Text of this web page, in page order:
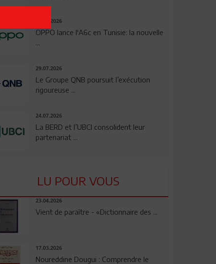
04.08.2026
OPPO lance l'A6c en Tunisie: la nouvelle
...
29.07.2026
Le Groupe QNB poursuit l’exécution
rigoureuse ...
24.07.2026
La BERD et l’UBCI consolident leur
partenariat ...
LU POUR VOUS
23.04.2026
Vient de paraître - «Dictionnaire des ...
17.03.2026
Noureddine Dougui : Comprendre le